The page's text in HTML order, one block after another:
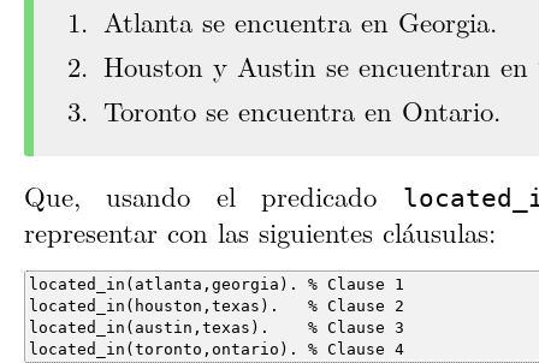
Atlanta se encuentra en Georgia.
Houston y Austin se encuentran en
Toronto se encuentra en Ontario.
Que, usando el predicado
representar con las siguientes cláusulas:
located_in(toronto,ontario). % Clause 4